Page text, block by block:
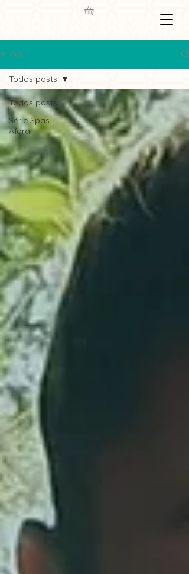
BLOG
Todos posts
Série Spas
Afora
Todos posts